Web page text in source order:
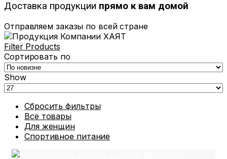
Доставка продукции прямо к вам домой
Отправляем заказы по всей стране
Filter Products
Сортировать по
Show
Сбросить фильтры
Все товары
Для женщин
Спортивное питание